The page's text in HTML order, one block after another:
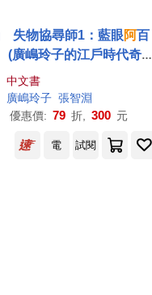
失物協尋師1：藍眼阿百
(廣嶋玲子的江戶時代奇幻
小說!日本讀者集體敲碗續
集的全新妖怪世界物語)
中文書
廣嶋玲子 張智淵
優惠價: 79 折, 300 元
電 試閱